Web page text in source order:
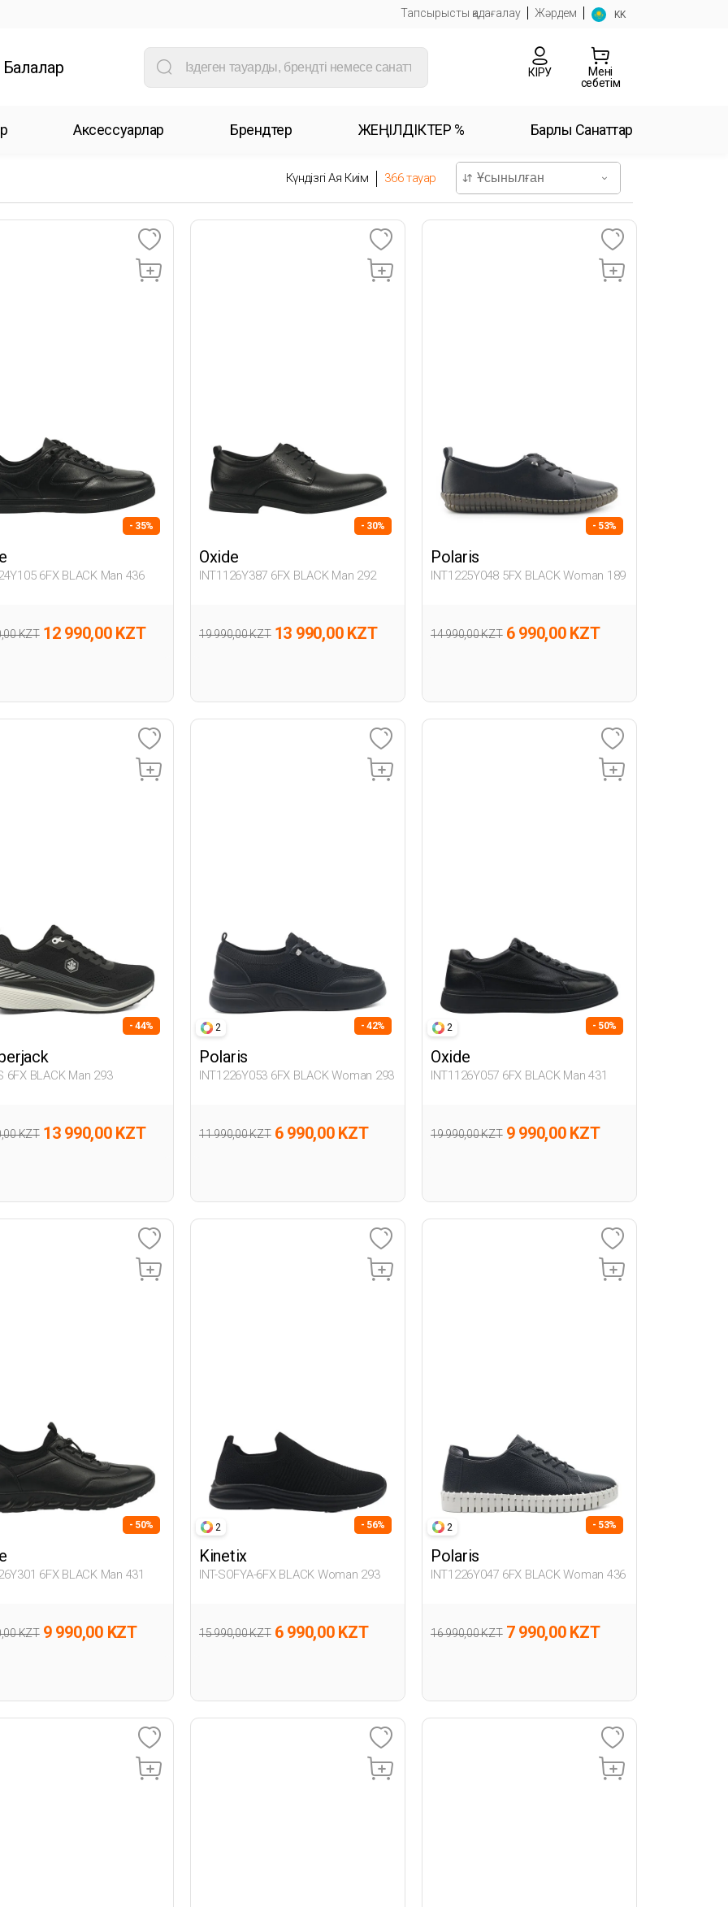
Тапсырысты қадағалау Жәрдем KK
Балалар КІРУ
Менің
себетім
Аксессуарлар Брендтер ЖЕҢІЛДІКТЕР % Барлық Санаттар
Күндізгі Аяқ Киім 366тауар
- 35%
6FX BLACK Man 436
KZT 12 990,00 KZT
- 30%
Oxide
INT1126Y387 6FX BLACK Man 292
19 990,00 KZT 13 990,00 KZT
- 53%
Polaris
INT1225Y048 5FX BLACK Woman 189
14 990,00 KZT 6 990,00 KZT
- 44%
6FX BLACK Man 293
KZT 13 990,00 KZT
2 - 42%
Polaris
INT1226Y053 6FX BLACK Woman 293
11 990,00 KZT 6 990,00 KZT
2 - 50%
Oxide
INT1126Y057 6FX BLACK Man 431
19 990,00 KZT 9 990,00 KZT
- 50%
6FX BLACK Man 431
KZT 9 990,00 KZT
2 - 56%
Kinetix
INT-SOFYA-6FX BLACK Woman 293
15 990,00 KZT 6 990,00 KZT
2 - 53%
Polaris
INT1226Y047 6FX BLACK Woman 436
16 990,00 KZT 7 990,00 KZT